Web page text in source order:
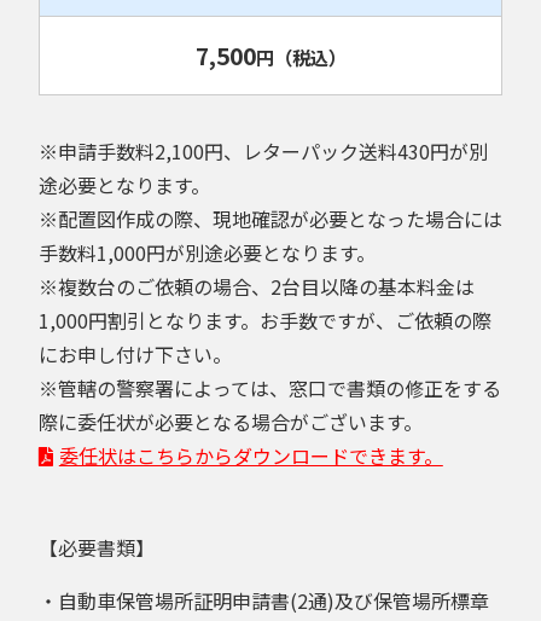
7,500円 （税込）
※申請手数料2,100円、レターパック送料430円が別
途必要となります。
※配置図作成の際、現地確認が必要となった場合には
手数料1,000円が別途必要となります。
※複数台のご依頼の場合、2台目以降の基本料金は
1,000円割引となります。お手数ですが、ご依頼の際
にお申し付け下さい。
※管轄の警察署によっては、窓口で書類の修正をする
際に委任状が必要となる場合がございます。
委任状はこちらからダウンロードできます。
【必要書類】
・自動車保管場所証明申請書(2通)及び保管場所標章